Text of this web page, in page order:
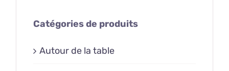
Catégories de produits
Autour de la table